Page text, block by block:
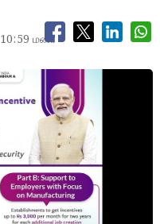
10:59 மணி